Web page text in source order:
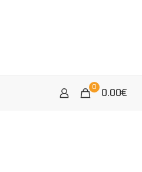
0 0.00€